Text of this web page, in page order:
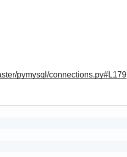
pymysql/connections.py#L179